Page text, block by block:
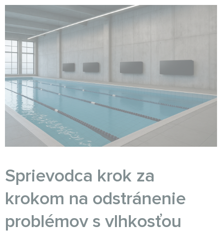
Sprievodca krok za
krokom na odstránenie
problémov s vlhkosťou